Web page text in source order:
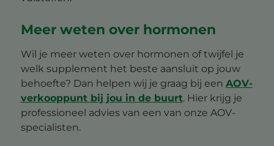
Meer weten over hormonen
Wil je meer weten over hormonen of twijfel je
welk supplement het beste aansluit op jouw
behoefte? Dan helpen wij je graag bij een AOV-
verkooppunt bij jou in de buurt. Hier krijg je
professioneel advies van een van onze AOV-
specialisten.